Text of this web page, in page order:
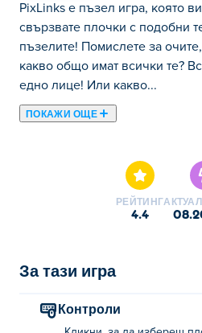
PixLinks е пъзел игра, която
свързвате плочки с подобни
пъзелите! Помислете за
какво общо имат всички те?
едно лице! Или какво...
ПОКАЖИ ОЩЕ
пъзелите! Помислете за
какво общо имат всички те?
едно лице! Или какво ще
сблъскате с всякакви
станете майстор на PixLinks?
РЕЙТИНГ
4.4
За тази игра
Контроли